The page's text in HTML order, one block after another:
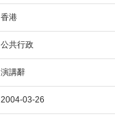
香港
公共行政
演講辭
2004-03-26